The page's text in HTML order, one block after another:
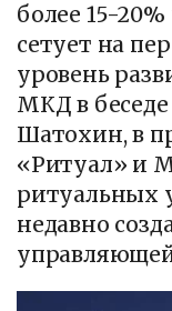
более 15-
сетует на
уровень
МКД в
Шатохин, в
«Ритуал» и
ритуальных
недавно